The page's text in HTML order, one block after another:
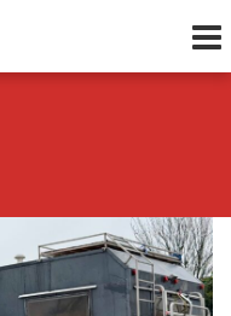
Volgend uur